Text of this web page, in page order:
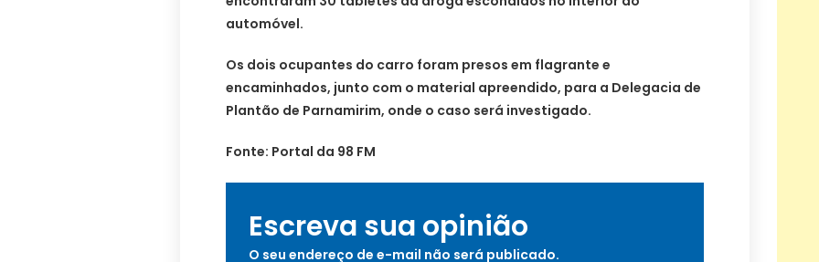
automóvel.
Os dois ocupantes do carro foram presos em flagrante e
encaminhados, junto com o material apreendido, para a Delegacia de
Plantão de Parnamirim, onde o caso será investigado.
Fonte: Portal da 98 FM
Escreva sua opinião
O seu endereço de e-mail não será publicado.